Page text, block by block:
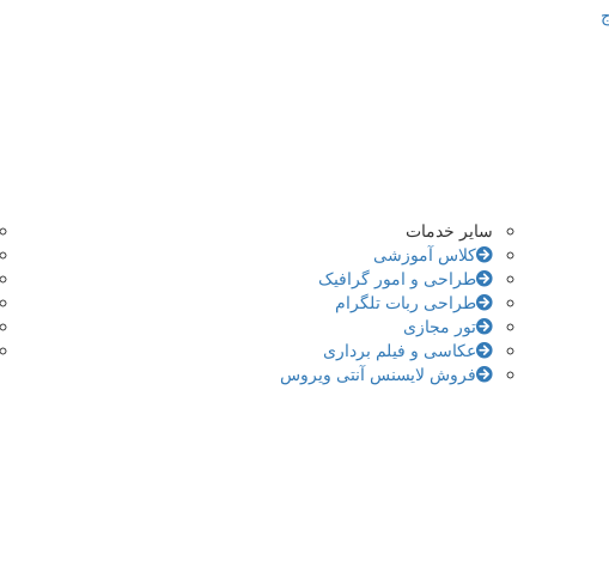
سایر خدمات
کلاس آموزشی
طراحی و امور گرافیک
طراحی ربات تلگرام
تور مجازی
عکاسی و فیلم برداری
فروش لایسنس آنتی ویروس